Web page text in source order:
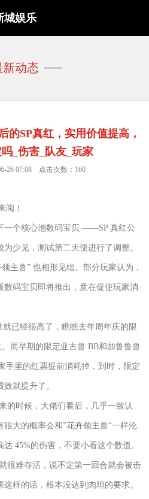
城娱乐
新动态
的SP真红，实用价值提高，
_伤害_队友_玩家
26 07:08 点击次数：160
阅！
一个核心池数码宝贝 ——SP 真红公
少见，测试第二天便进行了调整。
主兽” 也相形见绌。部分玩家认为，
码宝贝即将推出，意在促使玩家消
已经很高了，瞧瞧去年周年庆的限
而早期的限定亚古兽 BB和加鲁鲁兽
手里的红票提前消耗掉，到时，限定
就提升了。
的时候，大佬们看后，几乎一致认
大的概率会和”花卉领主兽“一样沦
45%的伤害，不要小看这个数值。
很难存活，说不定第一回合就会被击
样的话，根本没达到肉坦的要求。